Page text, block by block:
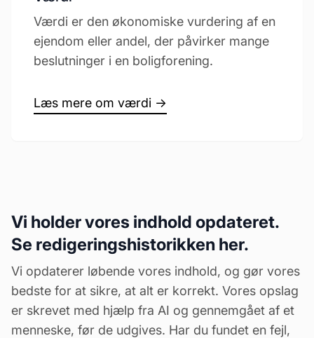
Værdi er den økonomiske vurdering af en
ejendom eller andel, der påvirker mange
beslutninger i en boligforening.
Læs mere om værdi →
Vi holder vores indhold opdateret.
Se redigeringshistorikken her.
Vi opdaterer løbende vores indhold, og gør vores
bedste for at sikre, at alt er korrekt. Vores opslag
er skrevet med hjælp fra AI og gennemgået af et
menneske, før de udgives. Har du fundet en fejl,